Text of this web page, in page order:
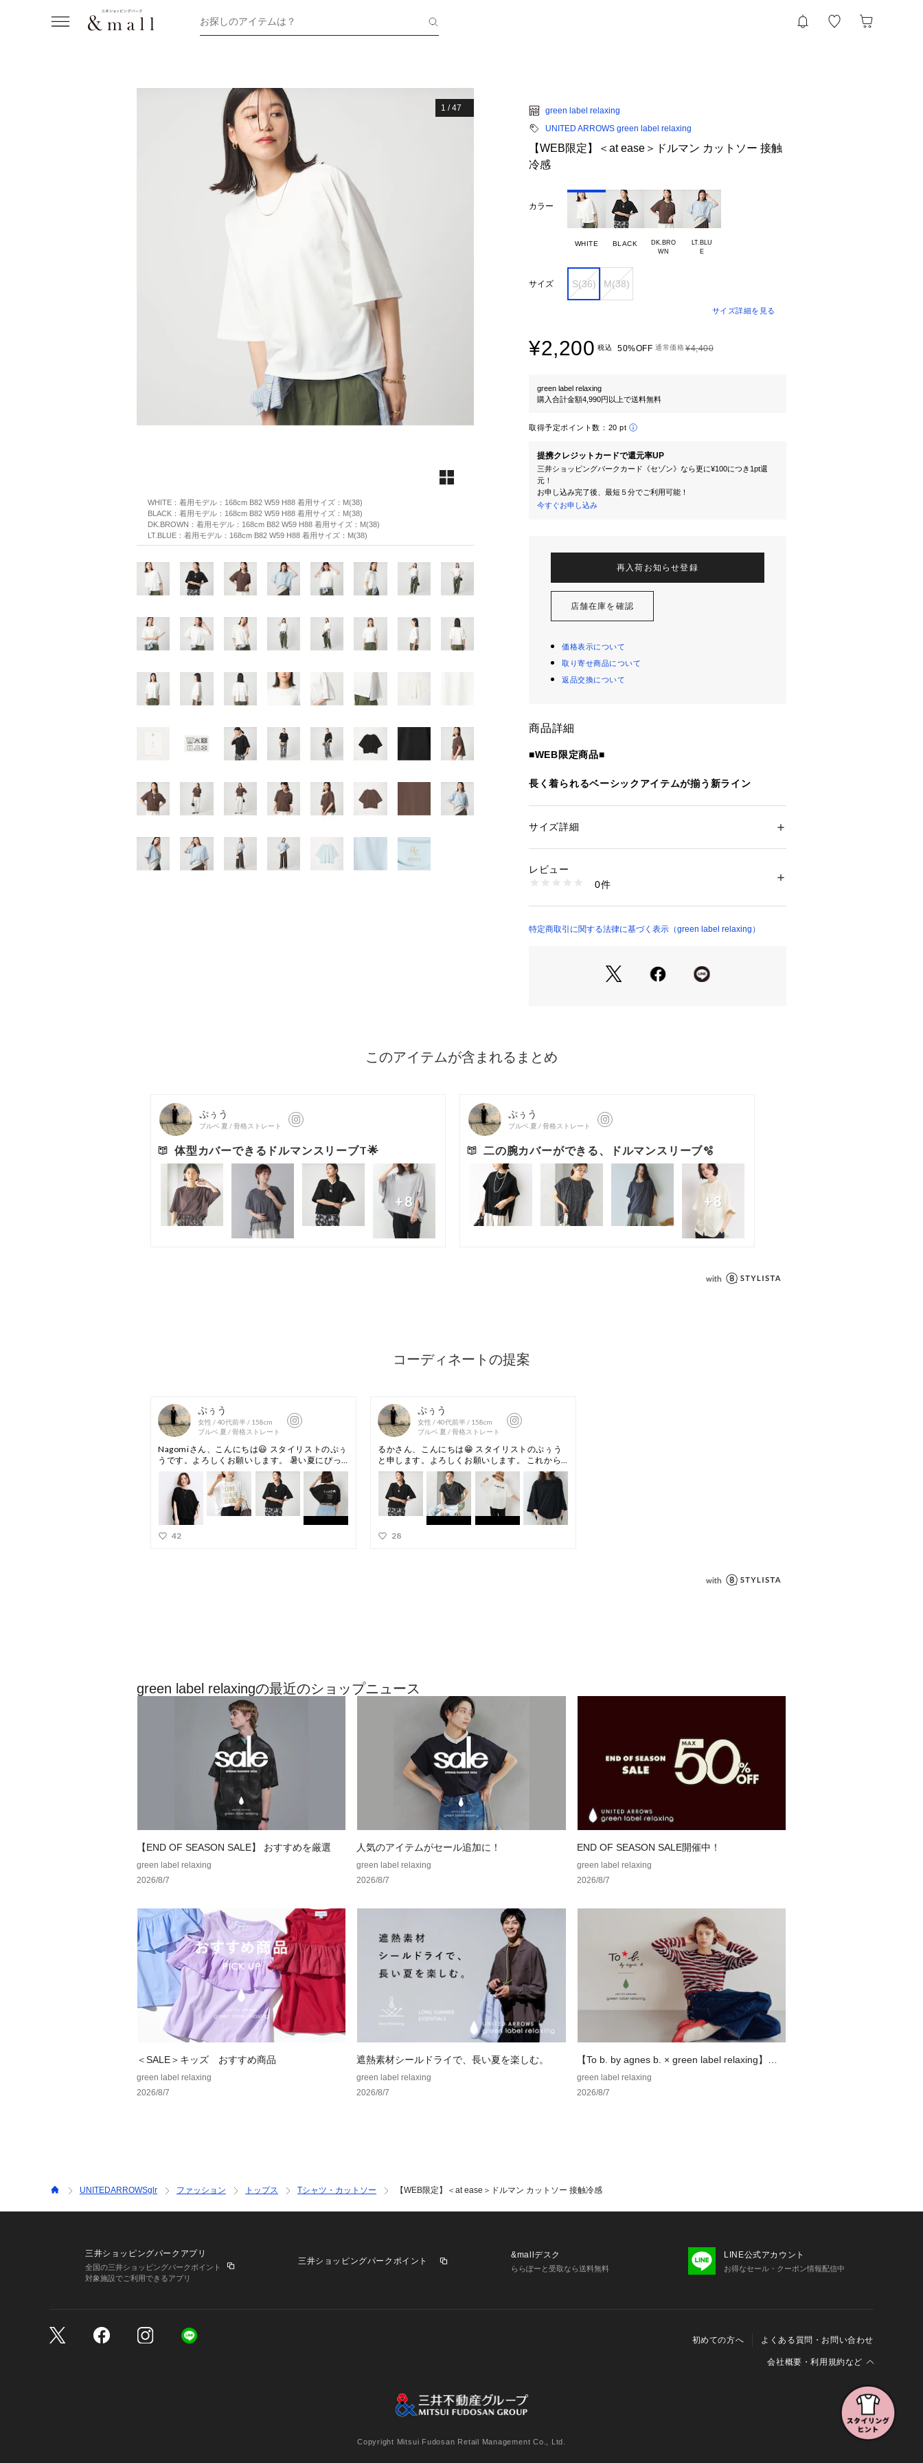
お探しのアイテムは？
1 /47
WHITE：着用モデル：168cm B82 W59 H88 着用サイズ：M(38)
BLACK：着用モデル：168cm B82 W59 H88 着用サイズ：M(38)
DK.BROWN：着用モデル：168cm B82 W59 H88 着用サイズ：M(38)
LT.BLUE：着用モデル：168cm B82 W59 H88 着用サイズ：M(38)
green label relaxing
UNITED ARROWS green label relaxing
【WEB限定】＜at ease＞ドルマン カットソー 接触
冷感
カラー
WHITE BLACK
DK.BRO
LT.BLU
サイズ S(36) M(38)
サイズ詳細を見る
¥2,200 税込 50%OFF 通常価格¥4,400
green label relaxing
購入合計金額4,990円以上で送料無料
取得予定ポイント数： 20 pt
提携クレジットカードで還元率UP
三井ショッピングパークカード《セゾン》なら更に¥100につき1pt還
元！
お申し込み完了後、最短５分でご利用可能！
今すぐお申し込み
再入荷お知らせ登録
店舗在庫を確認
価格表示について
取り寄せ商品について
返品交換について
商品詳細
■WEB限定商品■
長く着られるベーシックアイテムが揃う新ライン
キーワードは、
日常に溶け込む、毎日着たくなるデイリーウェアをテー
マに、気軽にファッションを楽しみたい大人のためのラ
■デザイン
合わせるボトムスを選ばない短めの着丈がポイントで
イズはゆるっとこなれ感のある着こなしをしたい方にお
■素材
さらりとしたタッチでやや落ち感のある素材。
上品な印象で着用いただける素材感がポイントです。
■コーディネート
ワイドパンツやフレアスカートなど、ボリューム感のあ
るボトムスとの合わせがおすすめです！
#春服、#夏服、#オンオフ兼用、#仕事、#デイリー、#
日常に溶け込む、毎日着たくなるデイリーウェアをテー
※商品に「取り扱い上の注意書き」、「洗濯表示」がご
ざいます場合は、使用前に必ずご確認ください。
※商品画像は、光の当たり具合やパソコンなどの閲覧環
境により、実際の色味と異なって見える場合がございま
す。あらかじめご了承ください。
※商品の色味の目安は、商品単体の画像をご参照くださ
サービスデスクまで下記の品名/品番をお申し付けくださ
性別：レディース
洗濯：洗濯機洗い可
※詳しい洗濯方法については、商品の品質表示タグをご覧くださ
商品番号：1270200044647 （モール）
サイズ詳細
レビュー
0件
特定商取引に関する法律に基づく表示（green label relaxing）
green label relaxingの最近のショップニュース
【END OF SEASON SALE】 おすすめを厳選
green label relaxing
2026/8/7
人気のアイテムがセール追加に！
green label relaxing
2026/8/7
END OF SEASON SALE開催中！
green label relaxing
2026/8/7
＜SALE＞キッズ おすすめ商品
green label relaxing
2026/8/7
遮熱素材シールドライで、長い夏を楽しむ。
green label relaxing
2026/8/7
【To b. by agnes b. × green label relaxing】コ
ラボレーションアイテム
green label relaxing
2026/8/7
UNITEDARROWSglr ファッション トップス Tシャツ・カットソー 【WEB限定】＜at ease＞ドルマン カットソー 接触冷感
三井ショッピングパークアプリ
全国の三井ショッピングパークポイント
対象施設でご利用できるアプリ
三井ショッピングパークポイント
&mallデスク
ららぽーと受取なら送料無料
LINE公式アカウント
お得なセール・クーポン情報配信中
初めての方へ よくある質問・お問い合わせ
会社概要・利用規約など
特定商取引に関する法律に基づく表示
個人情報保護方針 個人情報の取り扱いについて
Cookieおよびアクセスログについて
三井不動産グループ ソーシャルメディアガイドライン
Copyright Mitsui Fudosan Retail Management Co., Ltd.